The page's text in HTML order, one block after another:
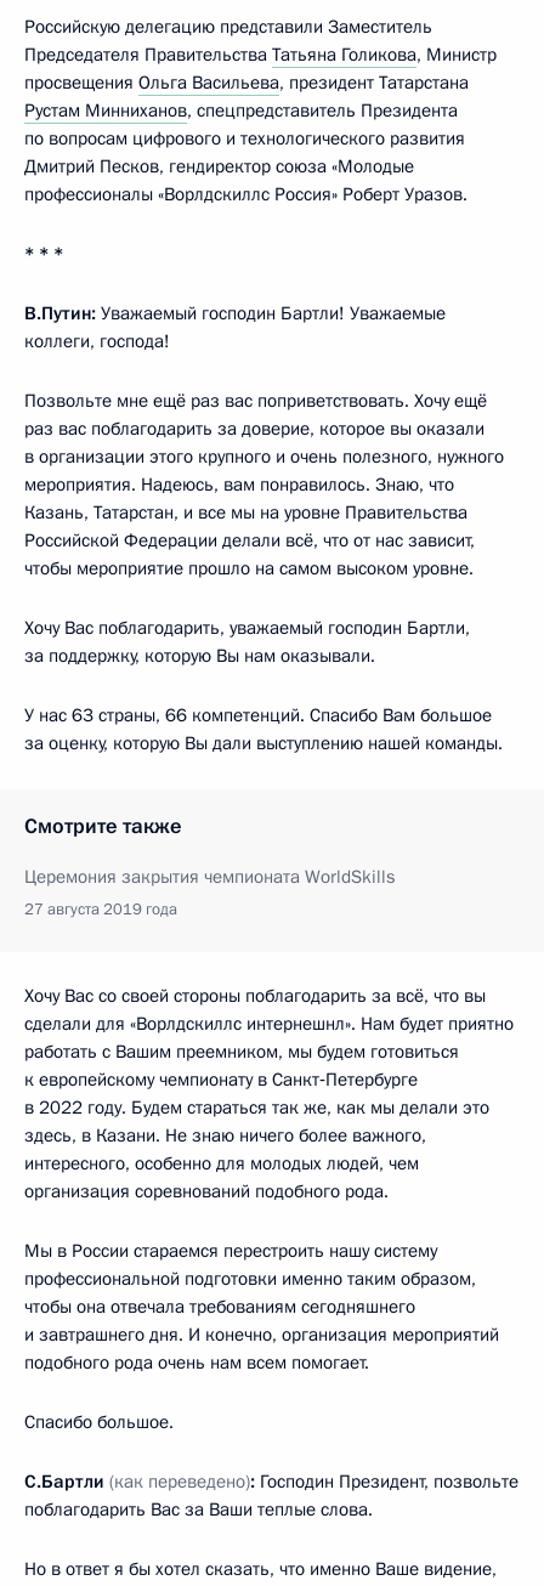
Российскую делегацию представили Заместитель
Председателя Правительства Татьяна Голикова, Министр
просвещения Ольга Васильева, президент Татарстана
Рустам Минниханов, спецпредставитель Президента
по вопросам цифрового и технологического развития
Дмитрий Песков, гендиректор союза «Молодые
профессионалы «Ворлдскиллс Россия» Роберт Уразов.
* * *
В.Путин: Уважаемый господин Бартли! Уважаемые
коллеги, господа!
Позвольте мне ещё раз вас поприветствовать. Хочу ещё
раз вас поблагодарить за доверие, которое вы оказали
в организации этого крупного и очень полезного, нужного
мероприятия. Надеюсь, вам понравилось. Знаю, что
Казань, Татарстан, и все мы на уровне Правительства
Российской Федерации делали всё, что от нас зависит,
чтобы мероприятие прошло на самом высоком уровне.
Хочу Вас поблагодарить, уважаемый господин Бартли,
за поддержку, которую Вы нам оказывали.
У нас 63 страны, 66 компетенций. Спасибо Вам большое
за оценку, которую Вы дали выступлению нашей команды.
Смотрите также
Церемония закрытия чемпионата WorldSkills
27 августа 2019 года
Хочу Вас со своей стороны поблагодарить за всё, что вы
сделали для «Ворлдскиллс интернешнл». Нам будет приятно
работать с Вашим преемником, мы будем готовиться
к европейскому чемпионату в Санкт‑Петербурге
в 2022 году. Будем стараться так же, как мы делали это
здесь, в Казани. Не знаю ничего более важного,
интересного, особенно для молодых людей, чем
организация соревнований подобного рода.
Мы в России стараемся перестроить нашу систему
профессиональной подготовки именно таким образом,
чтобы она отвечала требованиям сегодняшнего
и завтрашнего дня. И конечно, организация мероприятий
подобного рода очень нам всем помогает.
Спасибо большое.
С.Бартли (как переведено): Господин Президент, позвольте
поблагодарить Вас за Ваши теплые слова.
Но в ответ я бы хотел сказать, что именно Ваше видение,